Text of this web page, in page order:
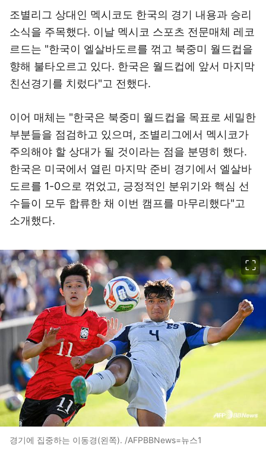
조별리그 상대인 멕시코도 한국의 경기 내용과 승리
소식을 주목했다. 이날 멕시코 스포츠 전문매체 레코
르드는 "한국이 엘살바도르를 꺾고 북중미 월드컵을
향해 불타오르고 있다. 한국은 월드컵에 앞서 마지막
친선경기를 치렀다"고 전했다.
이어 매체는 "한국은 북중미 월드컵을 목표로 세밀한
부분들을 점검하고 있으며, 조별리그에서 멕시코가
주의해야 할 상대가 될 것이라는 점을 분명히 했다.
한국은 미국에서 열린 마지막 준비 경기에서 엘살바
도르를 1-0으로 꺾었고, 긍정적인 분위기와 핵심 선
수들이 모두 합류한 채 이번 캠프를 마무리했다"고
소개했다.
경기에 집중하는 이동경(왼쪽). /AFPBBNews=뉴스1